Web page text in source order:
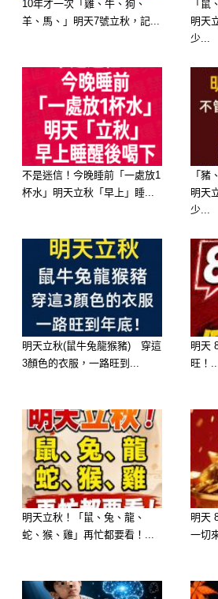
一、黑色：煞氣聚集，
黑色在端午節代表陰煞
衣出門，容易將病氣、
家。命理師特別提醒體
搭配。
二、深藍色：壓運擋喜
藍色雖然平時給人穩重
類「陽剛節氣」中，深
重要會面或工作安排，
10年才一次「雞、牛、狗、
羊、馬、」明天7號立秋，記...
「鼠
明天
少...
不是迷信！今晚睡前「一處放1
杯水」明天立秋「早上」睡...
「豬
明天
少...
明天立秋(鼠牛兔龍猴豬) 穿這
3顏色的衣服，一路旺到...
明天
旺！
明天立秋！「鼠、兔、龍、
蛇、猴、雞」再忙都要看！...
明天
一切